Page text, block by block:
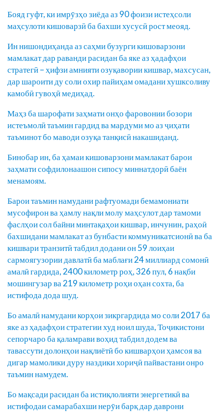
Бояд гуфт, ки имрӯзҳо зиёда аз 90 фоизи истеҳсоли
маҳсулоти кишоварзӣ ба бахши хусусӣ рост меояд.
Ин нишондиҳанда аз саҳми бузурги кишоварзони
мамлакат дар раванди расидан ба яке аз ҳадафҳои
стратегӣ – ҳифзи амнияти озуқавории кишвар, махсусан,
дар шароити ду соли охир пайиҳам омадани хушксоливу
камобӣ гувоҳӣ медиҳад.
Маҳз ба шарофати заҳмати онҳо фаровонии бозори
истеъмолӣ таъмин гардид ва мардуми мо аз ҷиҳати
таъминот бо маводи озуқа танқисӣ накашиданд.
Бинобар ин, ба ҳамаи кишоварзони мамлакат барои
заҳмати софдилонаашон сипосу миннатдорӣ баён
менамоям.
Барои таъмин намудани рафтуомади бемамониати
мусофирон ва ҳамлу нақли молу маҳсулот дар тамоми
фаслҳои сол байни минтақаҳои кишвар, инчунин, раҳоӣ
бахшидани мамлакат аз бунбасти коммуникатсионӣ ва ба
кишвари транзитӣ табдил додани он 59 лоиҳаи
сармоягузории давлатӣ ба маблағи 24 миллиард сомонӣ
амалӣ гардида, 2400 километр роҳ, 326 пул, 6 нақби
мошингузар ва 219 километр роҳи оҳан сохта, ба
истифода дода шуд.
Бо амалӣ намудани корҳои зикргардида мо соли 2017 ба
яке аз ҳадафҳои стратегии худ ноил шуда, Тоҷикистони
сепорчаро ба қаламрави воҳид табдил додем ва
тавассути долонҳои нақлиётӣ бо кишварҳои ҳамсоя ва
дигар мамолики дуру наздики хориҷӣ пайвастани онро
таъмин намудем.
Бо мақсади расидан ба истиқлолияти энергетикӣ ва
истифодаи самарабахши нерӯи барқ дар даврони